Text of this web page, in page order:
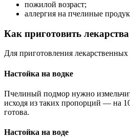
пожилой возраст;
аллергия на пчелиные
Как приготовить
Для приготовления
Настойка на водке
Пчелиный подмор нужно
исходя из таких пропорций — на
готова.
Настойка на воде